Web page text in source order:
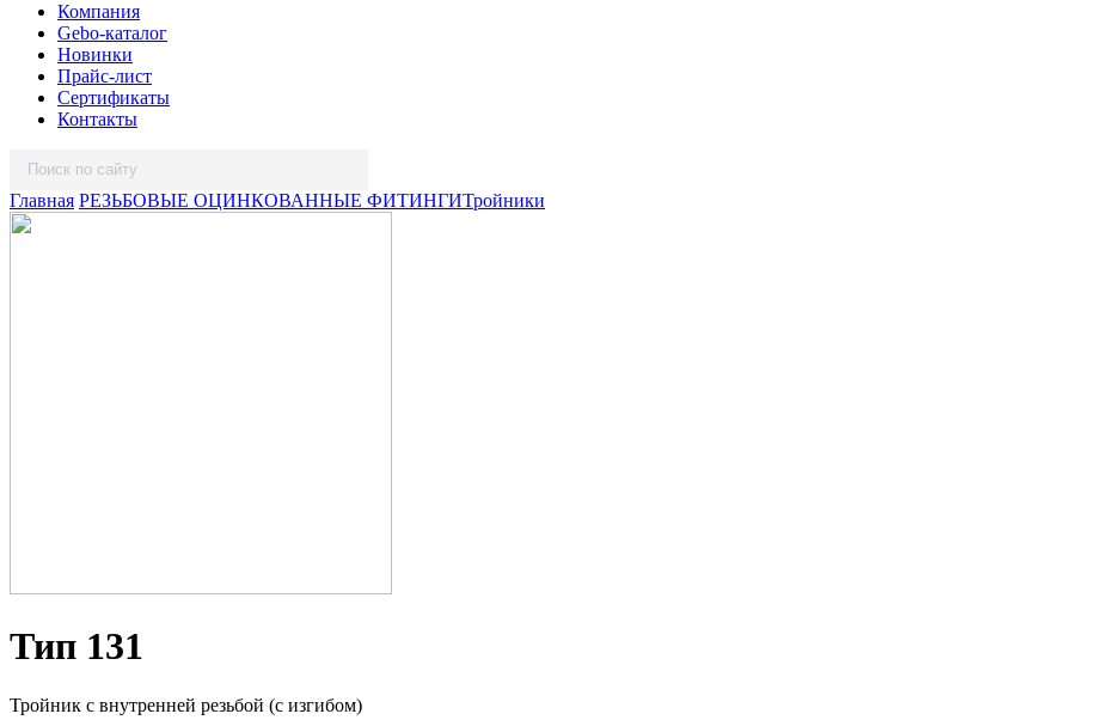
Компания
Gebo-каталог
Новинки
Прайс-лист
Сертификаты
Контакты
Главная РЕЗЬБОВЫЕ ОЦИНКОВАННЫЕ ФИТИНГИТройники
Тип 131
Тройник с внутренней резьбой (с изгибом)